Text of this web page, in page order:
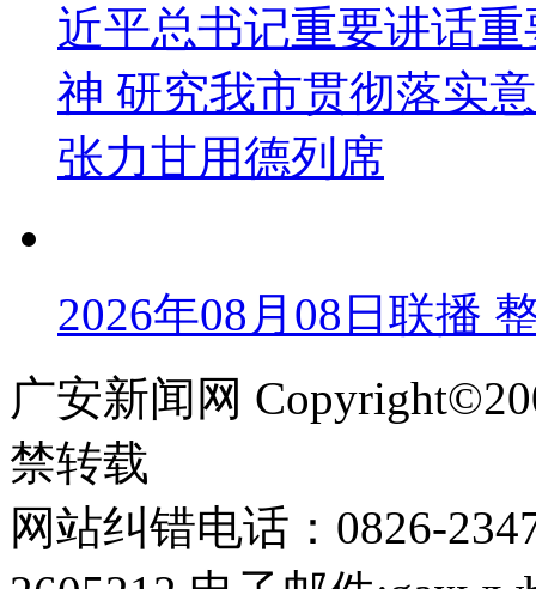
近平总书记重要讲话
神 研究我市贯彻落实
张力甘用德列席
2026年08月08日联播
广安新闻网
禁转载
网站纠错电话：0826-